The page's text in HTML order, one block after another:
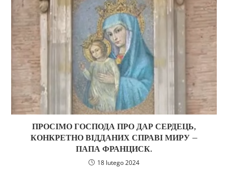
ПРОСІМО ГОСПОДА ПРО ДАР СЕРДЕЦЬ,
КОНКРЕТНО ВІДДАНИХ СПРАВІ МИРУ –
ПАПА ФРАНЦИСК.
18 lutego 2024